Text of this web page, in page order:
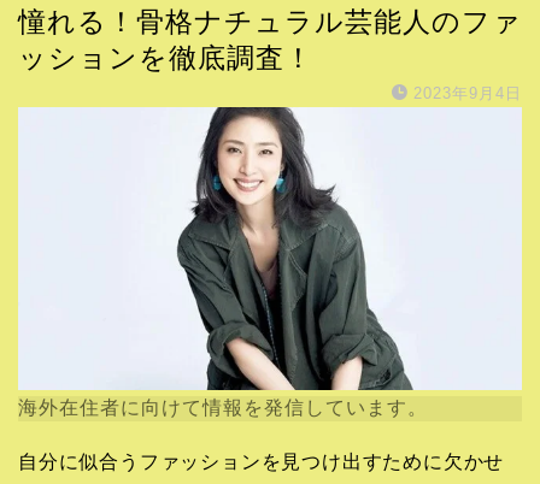
憧れる！骨格ナチュラル芸能人のファ
ッションを徹底調査！
2023年9月4日
海外在住者に向けて情報を発信しています。
自分に似合うファッションを見つけ出すために欠かせ